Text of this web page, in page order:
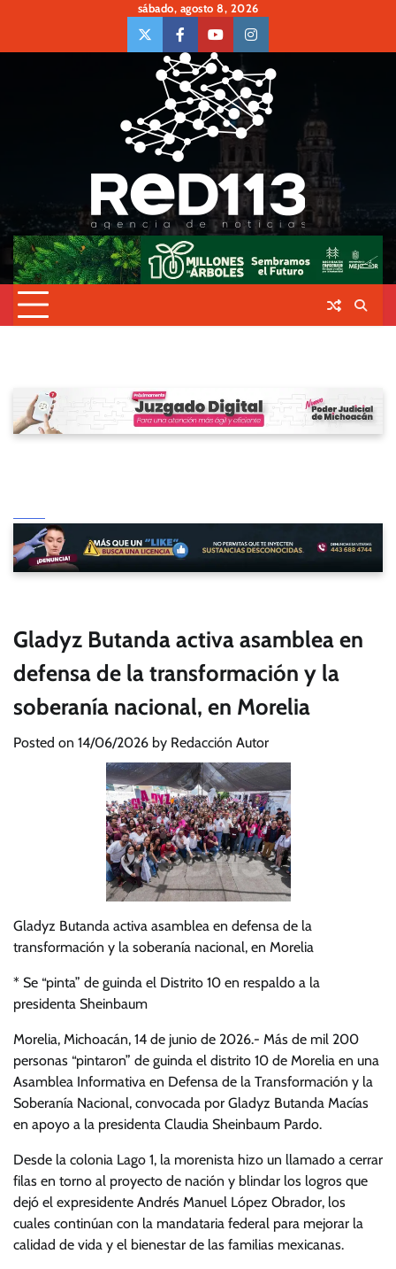
content
sábado, agosto 8, 2026
twiter Face Youtubeinsta
Gladyz Butanda activa asamblea en
defensa de la transformación y la
soberanía nacional, en Morelia
Posted on 14/06/2026 by Redacción Autor
Gladyz Butanda activa asamblea en defensa de la
transformación y la soberanía nacional, en Morelia
* Se “pinta” de guinda el Distrito 10 en respaldo a la
presidenta Sheinbaum
Morelia, Michoacán, 14 de junio de 2026.- Más de mil 200
personas “pintaron” de guinda el distrito 10 de Morelia en una
Asamblea Informativa en Defensa de la Transformación y la
Soberanía Nacional, convocada por Gladyz Butanda Macías
en apoyo a la presidenta Claudia Sheinbaum Pardo.
Desde la colonia Lago 1, la morenista hizo un llamado a cerrar
filas en torno al proyecto de nación y blindar los logros que
dejó el expresidente Andrés Manuel López Obrador, los
cuales continúan con la mandataria federal para mejorar la
calidad de vida y el bienestar de las familias mexicanas.